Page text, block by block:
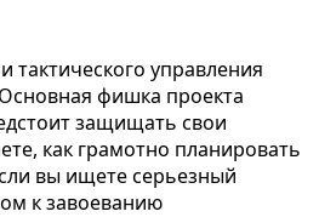
управления
фишка проекта
защищать свои
как грамотно планировать
вы ищете серьезный
к завоеванию